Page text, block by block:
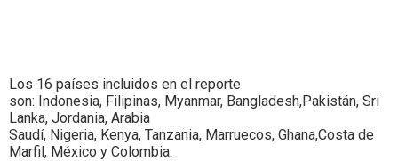
Los 16 países incluidos en el reporte
son: Indonesia, Filipinas, Myanmar, Bangladesh,Pakistán, Sri
Lanka, Jordania, Arabia
Saudí, Nigeria, Kenya, Tanzania, Marruecos, Ghana,Costa de
Marfil, México y Colombia.